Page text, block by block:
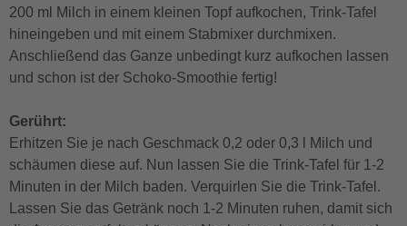
200 ml Milch in einem kleinen Topf aufkochen, Trink-Tafel
hineingeben und mit einem Stabmixer durchmixen.
Anschließend das Ganze unbedingt kurz aufkochen lassen
und schon ist der Schoko-Smoothie fertig!
Gerührt:
Erhitzen Sie je nach Geschmack 0,2 oder 0,3 l Milch und
schäumen diese auf. Nun lassen Sie die Trink-Tafel für 1-2
Minuten in der Milch baden. Verquirlen Sie die Trink-Tafel.
Lassen Sie das Getränk noch 1-2 Minuten ruhen, damit sich